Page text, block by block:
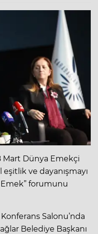
Mart Dünya Emekçi
ve dayanışmayı
Emek” forumunu
Salonu’nda
Belediye Başkanı